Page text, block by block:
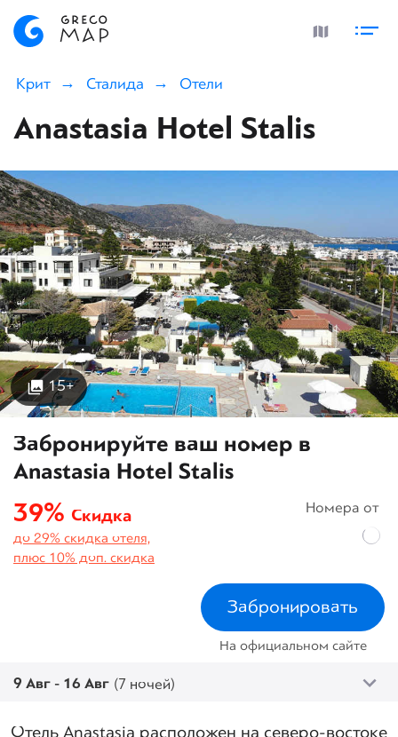
Крит Сталида Отели
Anastasia Hotel Stalis
15+
Забронируйте ваш номер в
Anastasia Hotel Stalis
39% Скидка
до 29% скидка отеля,
плюс 10% доп. скидка
Номера от
Забронировать
На официальном сайте
9 Авг - 16 Авг (7 ночей)